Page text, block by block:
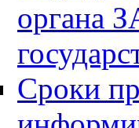
органа
Сроки